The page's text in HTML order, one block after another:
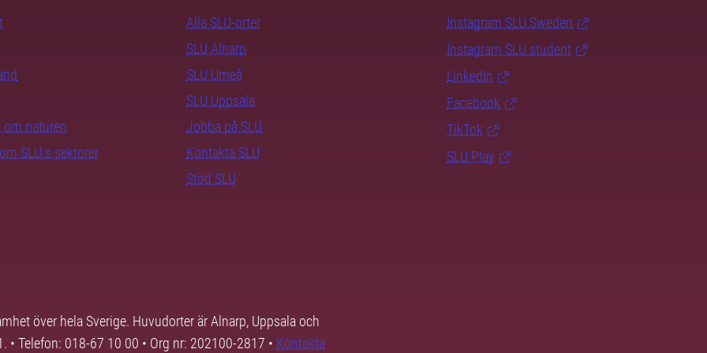
naturen
SLU:s sektorer
Alla SLU-orter
SLU Alnarp
SLU Umeå
SLU Uppsala
Jobba på SLU
Kontakta SLU
Stöd SLU
Instagram SLU.Sweden
Instagram SLU.student
LinkedIn
Facebook
TikTok
SLU Play
över hela Sverige. Huvudorter är Alnarp, Uppsala och
Telefon: 018-67 10 00 • Org nr: 202100-2817 • Kontakta